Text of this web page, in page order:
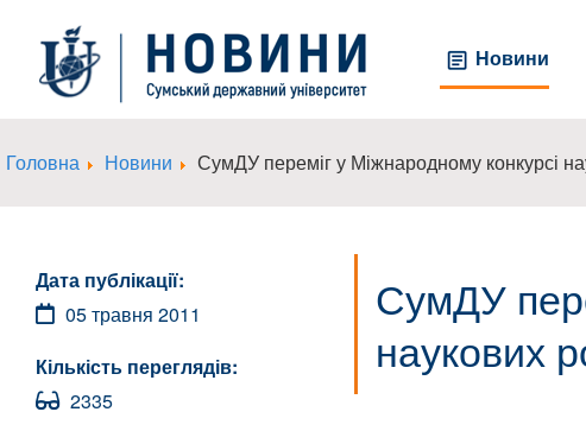
Новини
Головна Новини СумДУ переміг у Міжнародному конкурсі
Дата публікації:
05 травня 2011
Кількість переглядів:
2335
СумДУ
наукових